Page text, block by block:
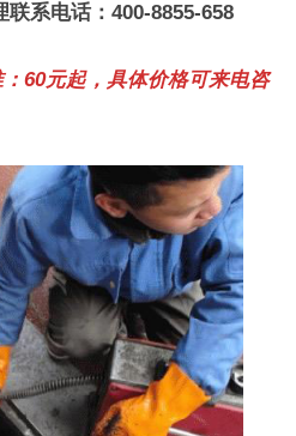
联系电话：400-8855-658
60元起，具体价格可来电咨